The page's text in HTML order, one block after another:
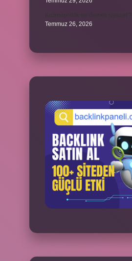
Temmuz 26, 2026